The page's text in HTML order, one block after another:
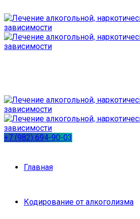
+7 (982) 694-90-03
Главная
Кодирование от алкоголизма